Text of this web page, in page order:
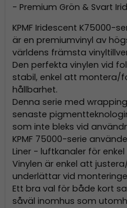
- Premium Grön & Svart
KPMF Iridescent K75000-
är en premiumvinyl av
världens främsta
Den perfekta vinylen vid
stabil, enkel att montera/
hållbarhet.
Denna serie med
senaste
som inte bleks vid
KPMF 75000-serie
Liner - luftkanaler för
Vinylen är enkel att
underlättar vid
Ett bra val för både kort
såväl inomhus som